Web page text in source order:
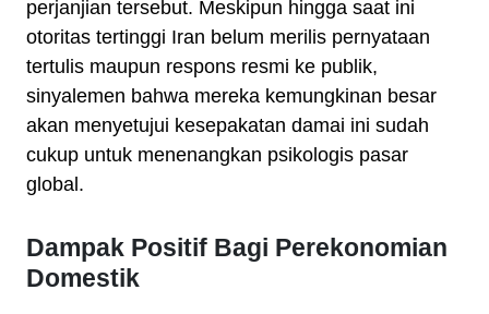
perjanjian tersebut. Meskipun hingga saat ini
otoritas tertinggi Iran belum merilis pernyataan
tertulis maupun respons resmi ke publik,
sinyalemen bahwa mereka kemungkinan besar
akan menyetujui kesepakatan damai ini sudah
cukup untuk menenangkan psikologis pasar
global.
Dampak Positif Bagi Perekonomian
Domestik